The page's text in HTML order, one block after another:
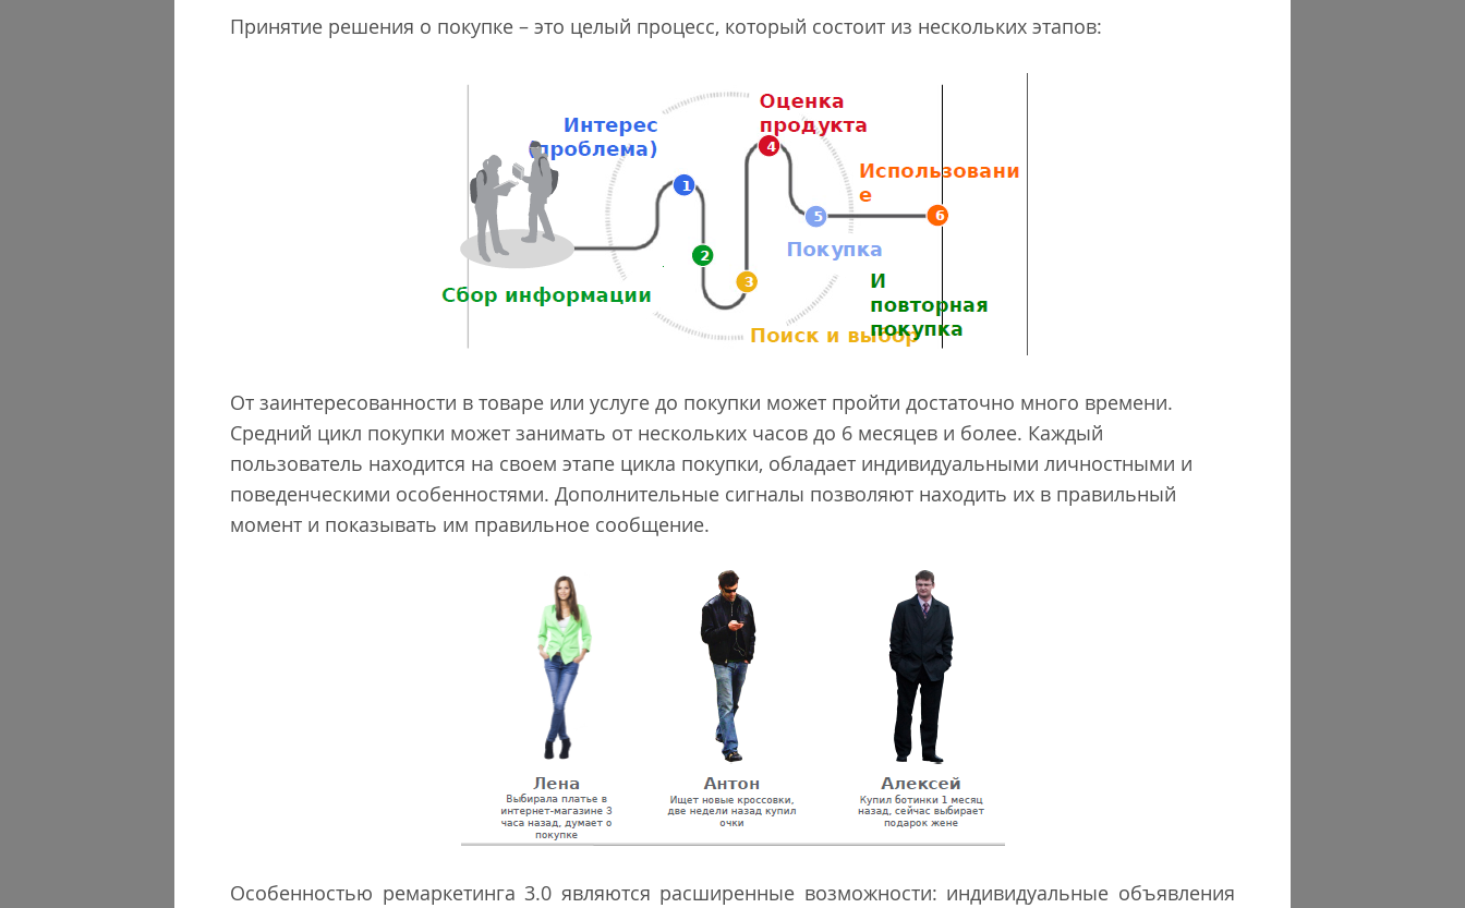
Принятие решения о покупке – это целый процесс, который состоит из нескольких этапов:
От заинтересованности в товаре или услуге до покупки может пройти достаточно много времени.
Средний цикл покупки может занимать от нескольких часов до 6 месяцев и более. Каждый
пользователь находится на своем этапе цикла покупки, обладает индивидуальными личностными и
поведенческими особенностями. Дополнительные сигналы позволяют находить их в правильный
момент и показывать им правильное сообщение.
Особенностью ремаркетинга 3.0 являются расширенные возможности: индивидуальные объявления